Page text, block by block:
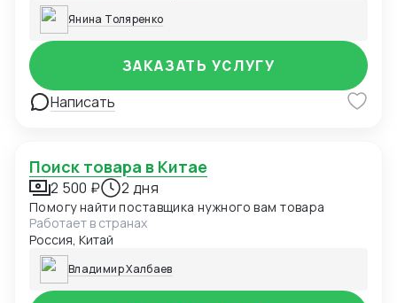
Янина Толяренко
Написать
ЗАКАЗАТЬ УСЛУГУ
Поиск товара в Китае
2 500 ₽ 2 дня
Помогу найти поставщика нужного вам товара
Работает в странах
Россия, Китай
Владимир Халбаев